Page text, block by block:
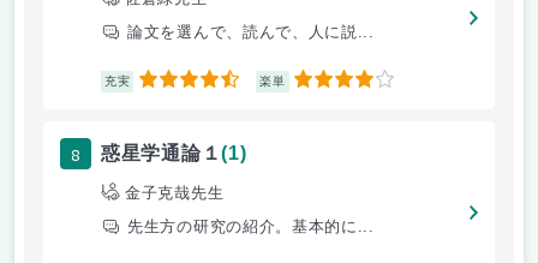
論文を選んで、読んで、人に説...
充実 4.5 楽単 4
8 惑星学通論１(1)
金子克哉先生
先生方の研究の紹介。基本的に...